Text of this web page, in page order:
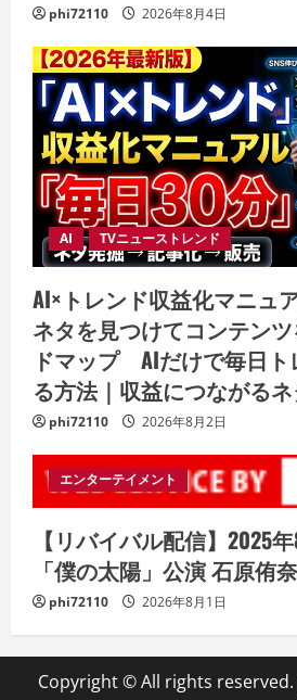
phi72110 2026年8月4日
AI TVニューストレンド
AI×トレンド収益化マニュ
ネタを見つけてコンテン
ドマップ AIだけで毎日ト
る方法｜収益につながる
phi72110 2026年8月2日
エンターテイメント
【リバイバル配信】2025年
「僕の太陽」公演 石原侑
phi72110 2026年8月1日
Copyright © All rights reserved.